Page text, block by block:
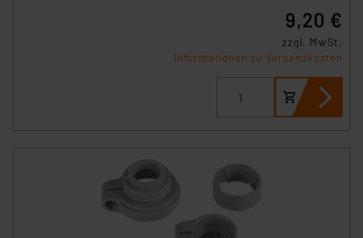
9,20 €
zzgl. MwSt.
Informationen zu Versandkosten